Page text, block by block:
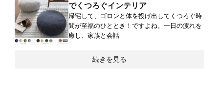
でくつろぐインテリア
帰宅して、ゴロンと体を投げ出してくつろぐ時
間が至福のひととき！ですよね。一日の疲れを
癒し、家族と会話
続きを見る